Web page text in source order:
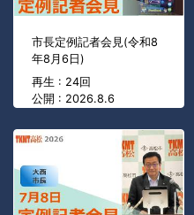
市長定例記者会見(令和8
年8月6日)
再生 : 24回
公開 : 2026.8.6